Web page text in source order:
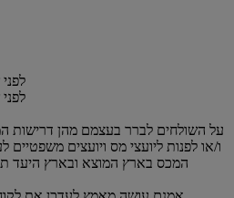
על השולחים לברר בעצמם מהן דרישות
ו/או לפנות ליועצי מס ויועצים
המכס בארץ המוצא ובארץ היעד